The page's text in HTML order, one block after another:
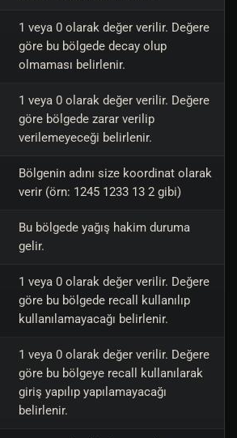
1 veya 0 olarak değer verilir. Değere
göre bu bölgede decay olup
olmaması belirlenir.
1 veya 0 olarak değer verilir. Değere
göre bölgede zarar verilip
verilemeyeceği belirlenir.
Bölgenin adını size koordinat olarak
verir (örn: 1245 1233 13 2 gibi)
Bu bölgede yağış hakim duruma
gelir.
1 veya 0 olarak değer verilir. Değere
göre bu bölgede recall kullanılıp
kullanılamayacağı belirlenir.
1 veya 0 olarak değer verilir. Değere
göre bu bölgeye recall kullanılarak
giriş yapılıp yapılamayacağı
belirlenir.